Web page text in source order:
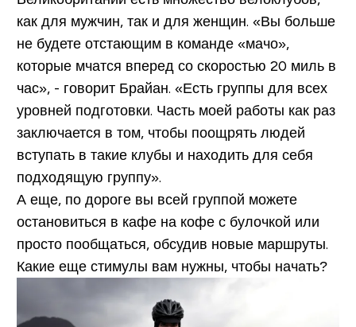
как для мужчин, так и для женщин. «Вы больше
не будете отстающим в команде «мачо»,
которые мчатся вперед со скоростью 20 миль в
час», - говорит Брайан. «Есть группы для всех
уровней подготовки. Часть моей работы как раз
заключается в том, чтобы поощрять людей
вступать в такие клубы и находить для себя
подходящую группу».
А еще, по дороге вы всей группой можете
остановиться в кафе на кофе с булочкой или
просто пообщаться, обсудив новые маршруты.
Какие еще стимулы вам нужны, чтобы начать?